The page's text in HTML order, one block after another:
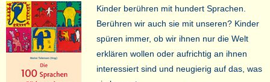
Kinder berühren mit hundert Sprachen.
Berühren wir auch sie mit unseren? Kinder
spüren immer, ob wir ihnen nur die Welt
erklären wollen oder aufrichtig an ihnen
interessiert sind und neugierig auf das, was